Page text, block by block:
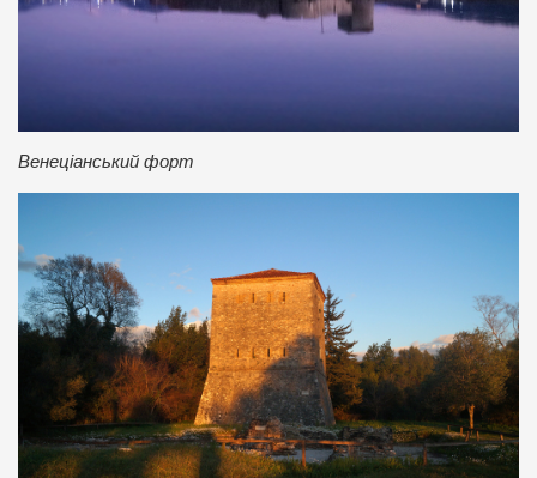
Венеціанський форт